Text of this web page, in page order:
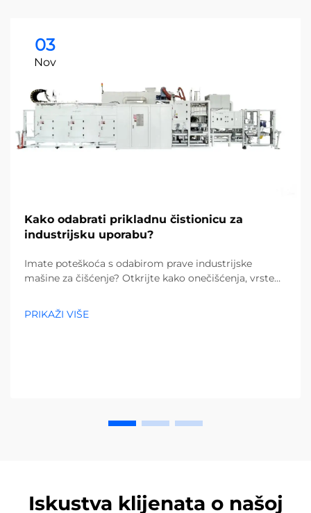
03
Nov
Kako odabrati prikladnu čistionicu za
industrijsku uporabu?
Imate poteškoća s odabirom prave industrijske
mašine za čišćenje? Otkrijte kako onečišćenja, vrste
troškove i povećajte učinkovitost – preuzmite potpuni
vodič već danas.
PRIKAŽI VIŠE
Iskustva klijenata o našoj